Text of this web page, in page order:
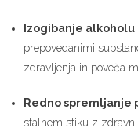
Izogibanje
prepovedanimi
zdravljenja in poveča
Redno spremljanje
stalnem stiku z